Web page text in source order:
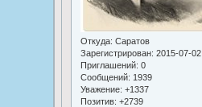
Откуда: Саратов
Зарегистрирован: 2015-07-02
Приглашений: 0
Сообщений: 1939
Уважение: +1337
Позитив: +2739